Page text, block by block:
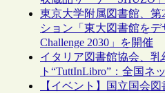
東京大学附属図書館、
ション「東大図書館を
Challenge 2030」を開催
イタリア図書館協会、
ト“TuttInLibro”：全国ネ
【イベント】国立国会